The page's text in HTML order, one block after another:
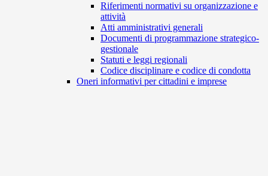
Riferimenti normativi su organizzazione e
attività
Atti amministrativi generali
Documenti di programmazione strategico-
gestionale
Statuti e leggi regionali
Codice disciplinare e codice di condotta
Oneri informativi per cittadini e imprese